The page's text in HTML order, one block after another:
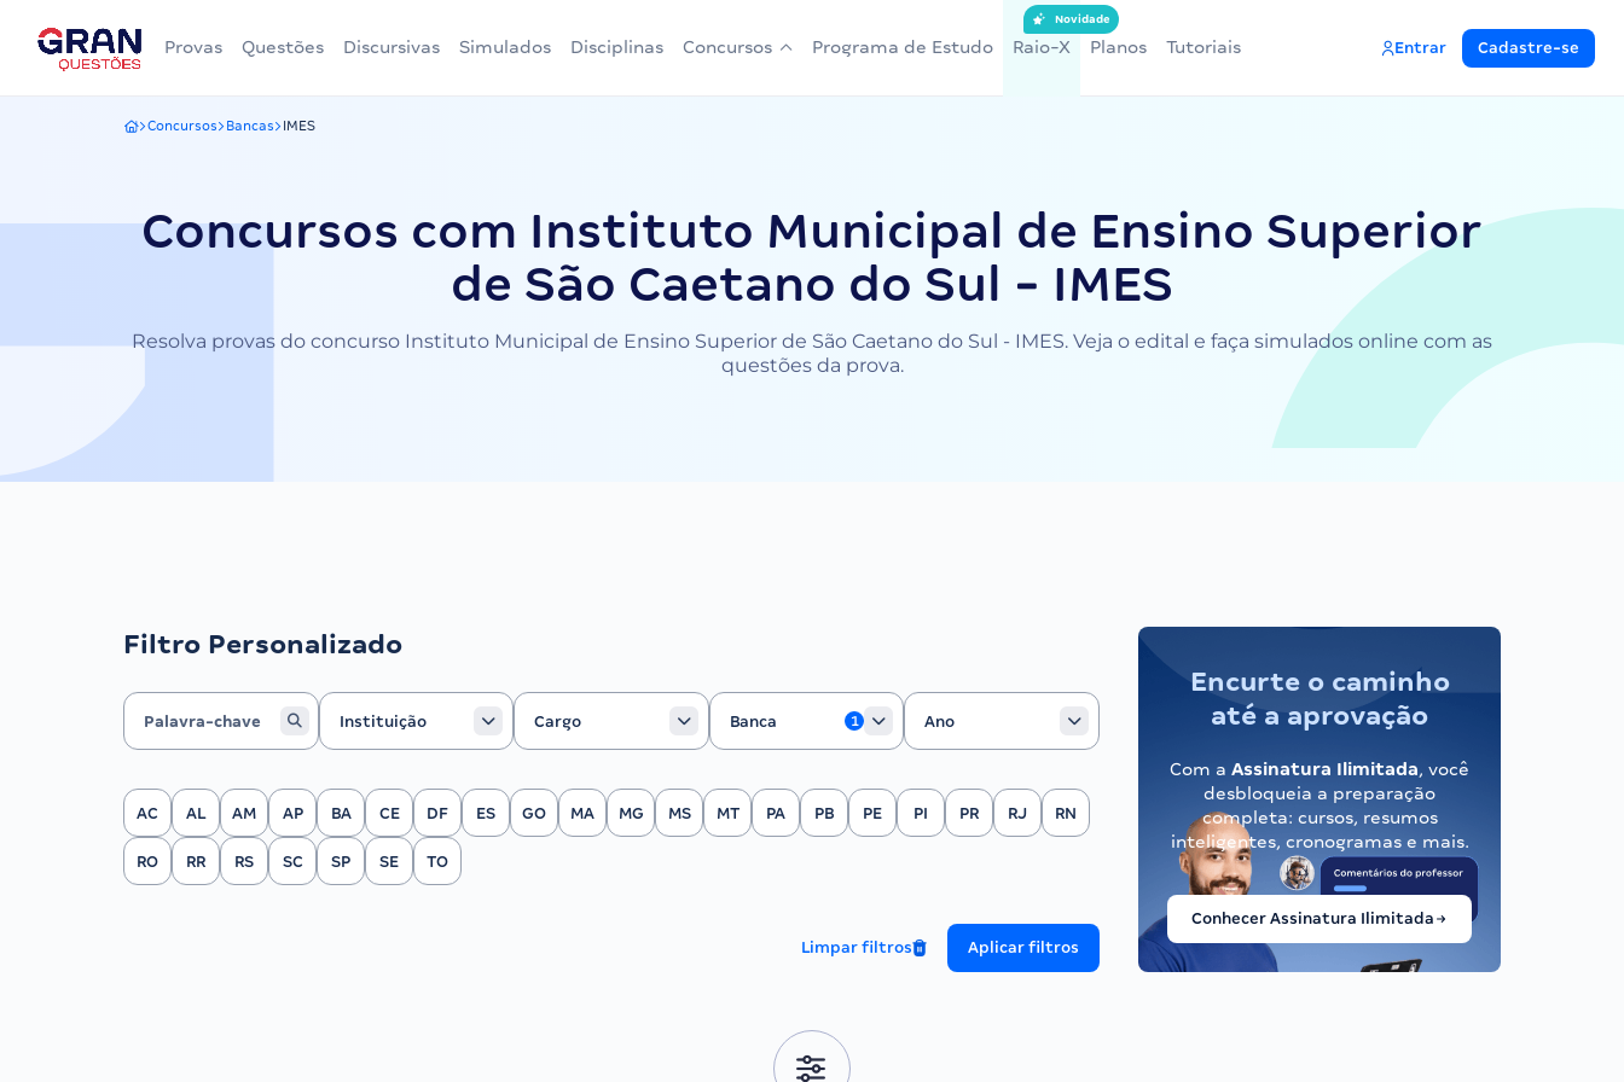
Provas Questões Discursivas Simulados Disciplinas Concursos Programa de Estudo Raio-X
Novidade
Planos Tutoriais Entrar Cadastre-se
Gran Questões
Concursos Bancas IMES
Concursos com Instituto Municipal de Ensino Superior
de São Caetano do Sul - IMES
Resolva provas do concurso Instituto Municipal de Ensino Superior de São Caetano do Sul - IMES. Veja o edital e faça simulados online com as
questões da prova.
Filtro Personalizado
Instituição
Instituição
Cargo
Cargo
Banca
Banca
1
Ano
Ano
Filtrar por Estado
AC AL AM AP BA CE DF ES GO MA MG MS MT PA PB PE PI PR RJ RN
RO RR RS SC SP SE TO
Limpar filtros Aplicar filtros
Encurte o caminho
até a aprovação
Com a Assinatura Ilimitada, você
desbloqueia a preparação
completa: cursos, resumos
inteligentes, cronogramas e mais.
Conhecer Assinatura Ilimitada